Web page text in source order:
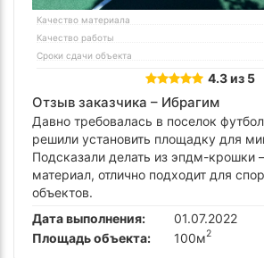
Качество материала
Качество работы
Сроки сдачи объекта
4.3 из 5
Отзыв заказчика – Ибрагим
Давно требовалась в поселок
решили установить площадку для
Подсказали делать из эпдм-крошки
материал, отлично подходит для
объектов.
Дата выполнения:
01.07.2022
Площадь объекта:
100м2